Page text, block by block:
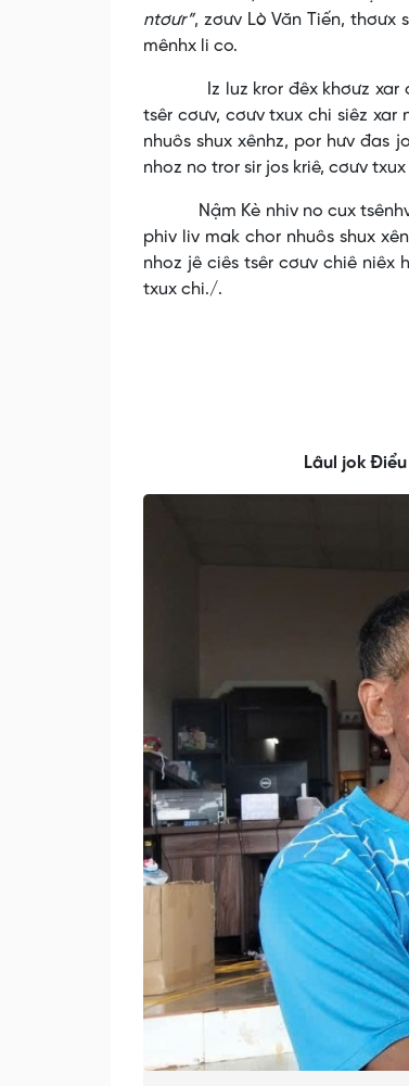
ntơưr”, zơưv Lò Văn Tiến, thơưx
mênhx li co.
Iz luz kror đêx khơưz xar
tsêr cơưv, cơưv txux chi siêz xar
nhuôs shux xênhz, por hưv đas
nhoz no tror sir jos kriê, cơưv txux
Nậm Kè nhiv no cux tsênhv
phiv liv mak chor nhuôs shux
nhoz jê ciês tsêr cơưv chiê niêx
txux chi./.
Lâul jok